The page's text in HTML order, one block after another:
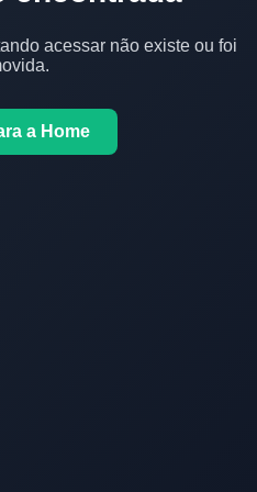
acessar não existe ou foi
a Home